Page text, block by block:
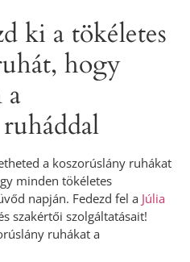
ki a tökéletes
hogy
a
a koszorúslány ruhákat
minden tökéletes
napján. Fedezd fel a Júlia
szakértői szolgáltatásait!
ruhákat a